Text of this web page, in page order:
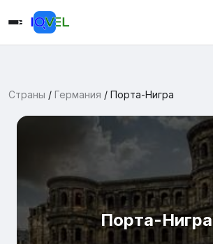
Страны / Германия / Порта-Нигра
Порта-Нигра